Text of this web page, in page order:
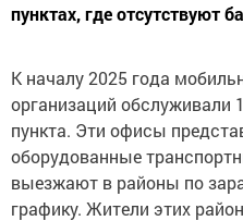
пунктах, где отсутствуют
К началу 2025 года
организаций обслуживали
пункта. Эти офисы
оборудованные
выезжают в районы по
графику. Жители этих